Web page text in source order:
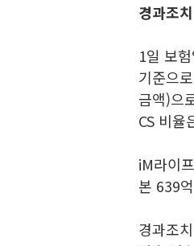
경과조
1일 보
기준으
금액)으
CS 비율
iM라이
본 639
경과조